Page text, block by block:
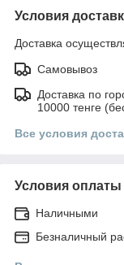
Условия
Доставка
Самовывоз
Доставка по
10000 тенге
Все условия
Условия оплаты
Наличными
Безналичный